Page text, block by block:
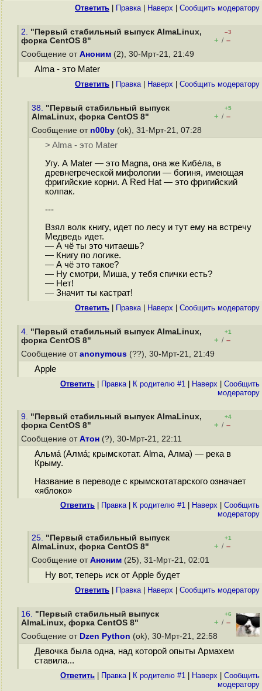
Ответить Правка| Наверх Cообщить модератору
2. "Первый стабильный выпуск AlmaLinux,
форка CentOS 8"
–3
+ / –
Сообщение от Аноним (2), 30-Мрт-21, 21:49
Alma - это Mater
Ответить Правка| Наверх Cообщить модератору
38. "Первый стабильный выпуск
AlmaLinux, форка CentOS 8"
+5
+ / –
Сообщение от n00by (ok), 31-Мрт-21, 07:28
> Alma - это Mater
Угу. А Mater — это Magna, она же Кибе́ла, в
древнегреческой мифологии — богиня, имеющая
фригийские корни. А Red Hat — это фригийский
колпак.
---
Взял волк книгу, идет по лесу и тут ему на встречу
Медведь идет.
— А чё ты это читаешь?
— Книгу по логике.
— А чё это такое?
— Ну смотри, Миша, у тебя спички есть?
— Нет!
— Значит ты кастрат!
Ответить Правка| Наверх Cообщить модератору
4. "Первый стабильный выпуск AlmaLinux,
форка CentOS 8"
+1
+ / –
Сообщение от anonymous (??), 30-Мрт-21, 21:49
Apple
Ответить Правка| К родителю #1 Наверх
Cообщить
модератору
9. "Первый стабильный выпуск AlmaLinux,
форка CentOS 8"
+4
+ / –
Сообщение от Атон (?), 30-Мрт-21, 22:11
Альма́ (Алма́; крымскотат. Alma, Алма) — река в
Крыму.
Название в переводе с крымскотатарского означает
«яблоко»
Ответить Правка| К родителю #1 Наверх
Cообщить
модератору
25. "Первый стабильный выпуск
AlmaLinux, форка CentOS 8"
+1
+ / –
Сообщение от Аноним (25), 31-Мрт-21, 02:01
Ну вот, теперь иск от Apple будет
Ответить Правка| Наверх Cообщить модератору
16. "Первый стабильный выпуск
AlmaLinux, форка CentOS 8"
+6
+ / –
Сообщение от Dzen Python (ok), 30-Мрт-21, 22:58
Девочка была одна, над которой опыты Армахем
ставила...
Ответить Правка| К родителю #1 Наверх
Cообщить
модератору